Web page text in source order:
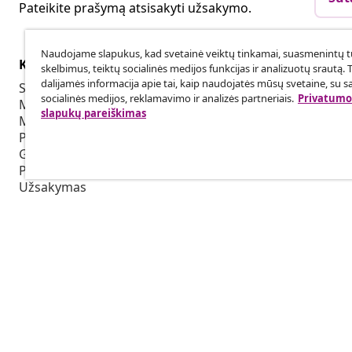
Pateikite prašymą atsisakyti užsakymo.
Klientų aptarnavimas
Sekti savo užsakymą
Mano paskyra
Mokėjimas
Pristatymas
Grąžinimas
Prekės informacija
Užsakymas
Verslas
Partnerystės
Produkcija
Naudojame slapukus, kad svetainė veiktų tinkamai, suasmenintų
skelbimus, teiktų socialinės medijos funkcijas ir analizuotų srautą.
dalijamės informacija apie tai, kaip naudojatės mūsų svetaine, su
socialinės medijos, reklamavimo ir analizės partneriais.
slapukų pareiškimas